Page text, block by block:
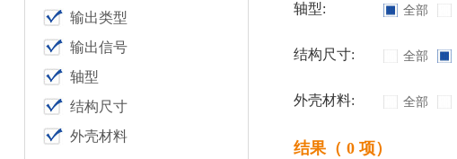
输出类型
输出信号
轴型
结构尺寸
外壳材料
轴型: 全部
结构尺寸: 全部
外壳材料: 全部
结果（ 0 项）